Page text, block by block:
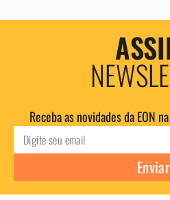
Receba as novidades da EON
Enviar